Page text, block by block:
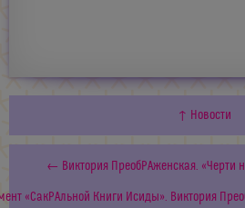
↑ Новости
← Виктория ПреобРАженская. «Черти
«СакРАльной Книги Исиды». Виктория